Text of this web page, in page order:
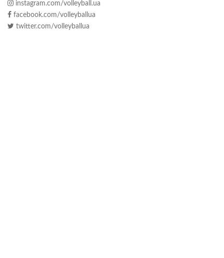
instagram.com/volleyball.ua
facebook.com/volleyballua
twitter.com/volleyballua